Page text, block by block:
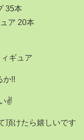
35本
ア 20本
ギュア
か!!
✌️
頂けたら嬉しいです